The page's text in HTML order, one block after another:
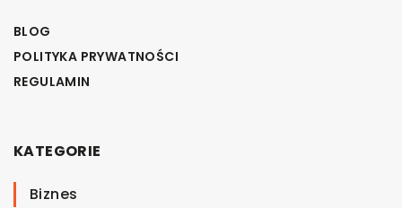
BLOG
POLITYKA PRYWATNOŚCI
REGULAMIN
KATEGORIE
Biznes